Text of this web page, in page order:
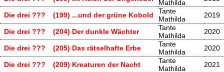
Mathilda
Die drei ??? (199) ...und der grüne Kobold
Tante
Mathilda
2019
Die drei ??? (204) Der dunkle Wächter
Tante
Mathilda
2020
Die drei ??? (205) Das rätselhafte Erbe
Tante
Mathilda
2020
Die drei ??? (209) Kreaturen der Nacht
Tante
Mathilda
2021